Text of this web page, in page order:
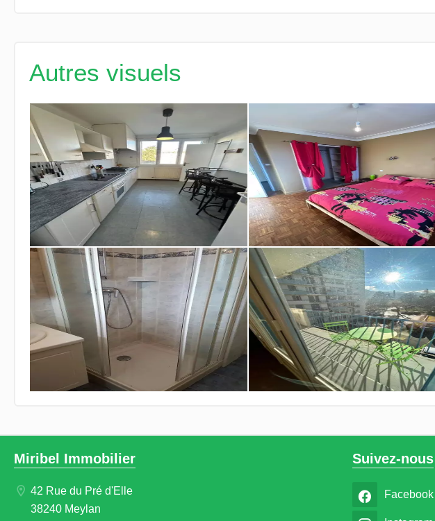
Autres visuels
Miribel Immobilier
42 Rue du Pré d'Elle
38240 Meylan
Suivez-nous
Facebook